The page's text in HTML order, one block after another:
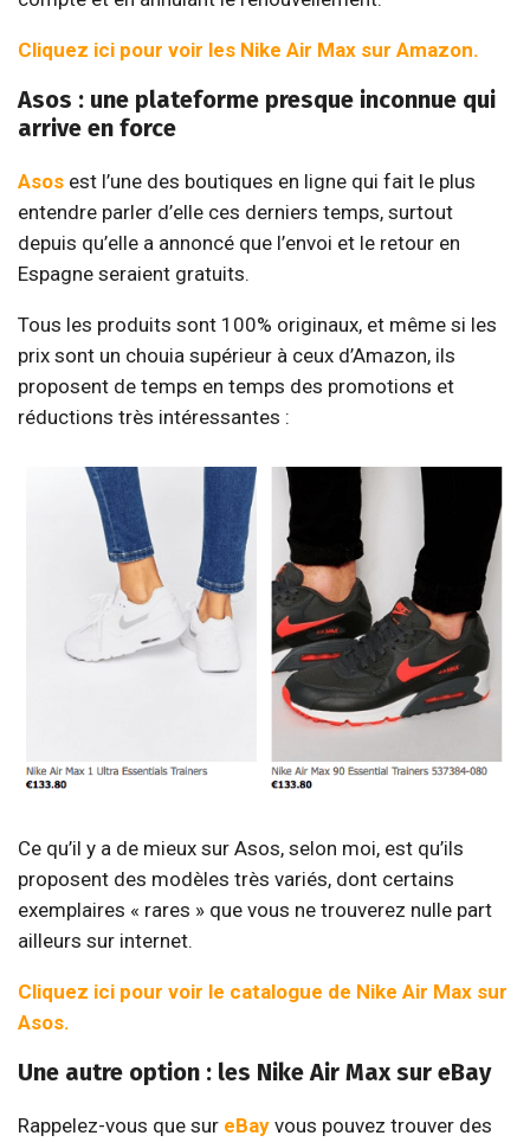
Cliquez ici pour voir les Nike Air Max sur Amazon.
Asos : une plateforme presque inconnue qui
arrive en force
Asos est l’une des boutiques en ligne qui fait le plus
entendre parler d’elle ces derniers temps, surtout
depuis qu’elle a annoncé que l’envoi et le retour en
Espagne seraient gratuits.
Tous les produits sont 100% originaux, et même si les
prix sont un chouia supérieur à ceux d’Amazon, ils
proposent de temps en temps des promotions et
réductions très intéressantes :
Ce qu’il y a de mieux sur Asos, selon moi, est qu’ils
proposent des modèles très variés, dont certains
exemplaires « rares » que vous ne trouverez nulle part
ailleurs sur internet.
Cliquez ici pour voir le catalogue de Nike Air Max sur
Asos.
Une autre option : les Nike Air Max sur eBay
Rappelez-vous que sur eBay vous pouvez trouver des